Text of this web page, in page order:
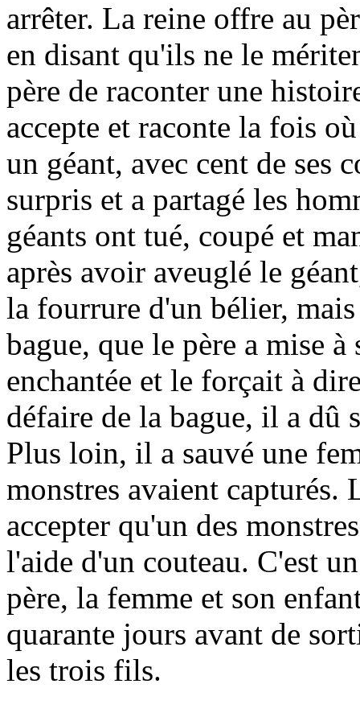
arrêter. La reine offre au
en disant qu'ils ne le
père de raconter une
accepte et raconte la fois
un géant, avec cent de ses
surpris et a partagé les
géants ont tué, coupé et
après avoir aveuglé le
la fourrure d'un bélier,
bague, que le père a mise
enchantée et le forçait à
défaire de la bague, il a dû
Plus loin, il a sauvé une
monstres avaient capturés.
accepter qu'un des
l'aide d'un couteau. C'est
père, la femme et son
quarante jours avant de
les trois fils.